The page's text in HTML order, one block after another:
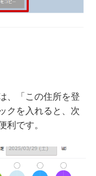
、「この住所を登
クを入れると、次
利です。